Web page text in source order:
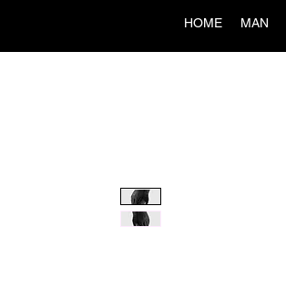
HOME MAN